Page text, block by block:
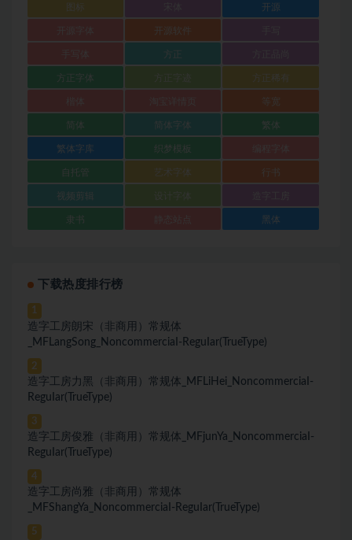
图标 开源
开源软件
方正
方正字体 方正稀有
等宽
简体 简体字体 繁体
繁体字库 织梦模板
自托管 艺术字体 行书
视频剪辑 设计字体
隶书 黑体
下载热度排行榜
1
造字工房朗宋（非商用）常规体
_MFLangSong_NoncommerciaI-ReguIar(TrueType)
2
造字工房力黑（非商用）常规体_MFLiHei_NoncommerciaI-
ReguIar(TrueType)
3
造字工房俊雅（非商用）常规体_MFjunYa_NoncommerciaI-
ReguIar(TrueType)
4
造字工房尚雅（非商用）常规体
_MFShangYa_NoncommerciaI-ReguIar(TrueType)
5